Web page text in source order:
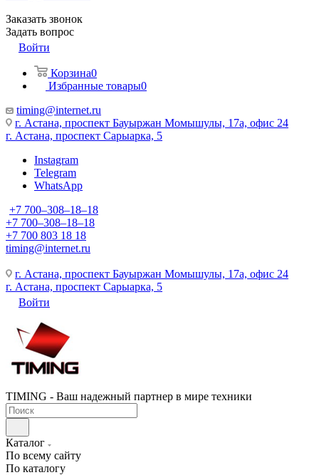
Заказать звонок
Задать вопрос
Войти
Корзина0
Избранные товары0
timing@internet.ru
г. Астана, проспект Бауыржан Момышулы, 17а, офис 24
г. Астана, проспект Сарыарка, 5
Instagram
Telegram
WhatsApp
+7 700‒308‒18‒18
+7 700‒308‒18‒18
+7 700 803 18 18
timing@internet.ru
г. Астана, проспект Бауыржан Момышулы, 17а, офис 24
г. Астана, проспект Сарыарка, 5
Войти
TIMING - Ваш надежный партнер в мире техники
Каталог
По всему сайту
По каталогу